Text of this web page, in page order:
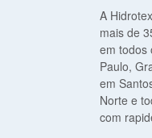
A
mais de
em todos
Paulo,
em
Norte e
com